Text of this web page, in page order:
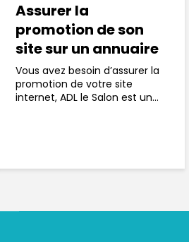
Assurer la
promotion de son
site sur un annuaire
Vous avez besoin d’assurer la
promotion de votre site
internet, ADL le Salon est un...